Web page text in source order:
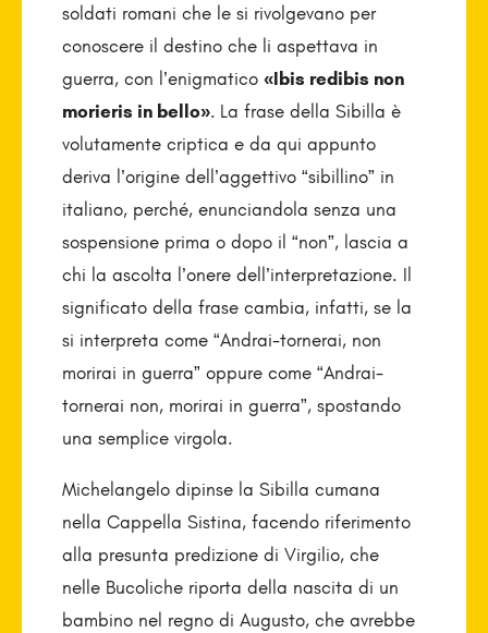
soldati romani che le si rivolgevano per
conoscere il destino che li aspettava in
guerra, con l’enigmatico «Ibis redibis non
morieris in bello». La frase della Sibilla è
volutamente criptica e da qui appunto
deriva l’origine dell’aggettivo “sibillino” in
italiano, perché, enunciandola senza una
sospensione prima o dopo il “non”, lascia a
chi la ascolta l’onere dell’interpretazione. Il
significato della frase cambia, infatti, se la
si interpreta come “Andrai-tornerai, non
morirai in guerra” oppure come “Andrai-
tornerai non, morirai in guerra”, spostando
una semplice virgola.
Michelangelo dipinse la Sibilla cumana
nella Cappella Sistina, facendo riferimento
alla presunta predizione di Virgilio, che
nelle Bucoliche riporta della nascita di un
bambino nel regno di Augusto, che avrebbe